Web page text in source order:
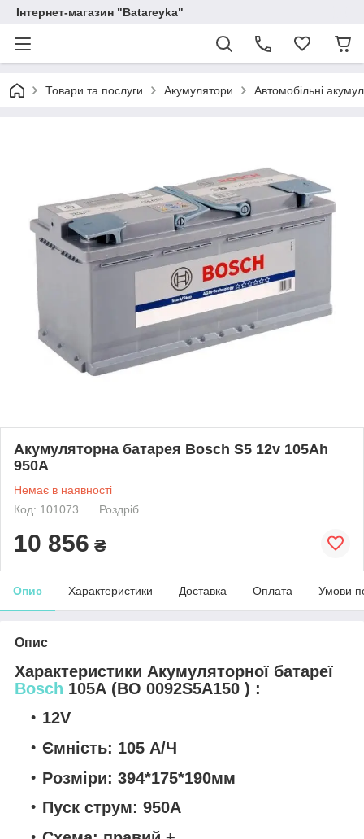
Інтернет-магазин "Batareyka"
Товари та послуги Акумулятори Автомобільні
Акумуляторна батарея Bosch S5 12v 105Аһ
950A
Немає в наявності
Код: 101073
Роздріб
10 856 ₴
Опис Характеристики Доставка Оплата Умови
Опис
Характеристики Акумуляторної батареї
Bosch 105А (BO 0092S5A150 ) :
12V
Ємність: 105 А/Ч
Розміри: 394*175*190мм
Пуск струм: 950А